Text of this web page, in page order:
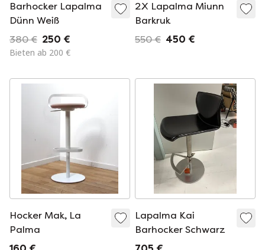
Barhocker Lapalma
Dünn Weiß
380 € 250 €
Bieten ab 200 €
2X Lapalma Miunn
Barkruk
550 € 450 €
Hocker Mak, La
Palma
Lapalma Kai
Barhocker Schwarz